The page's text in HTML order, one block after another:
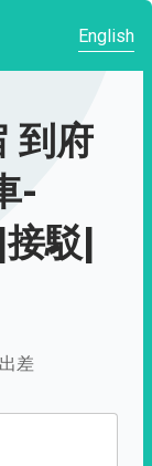
English
到府
-
駁|
差